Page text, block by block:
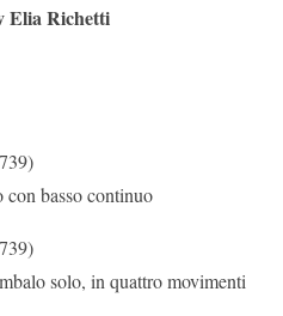
Elia Richetti
con basso continuo
solo, in quattro movimenti